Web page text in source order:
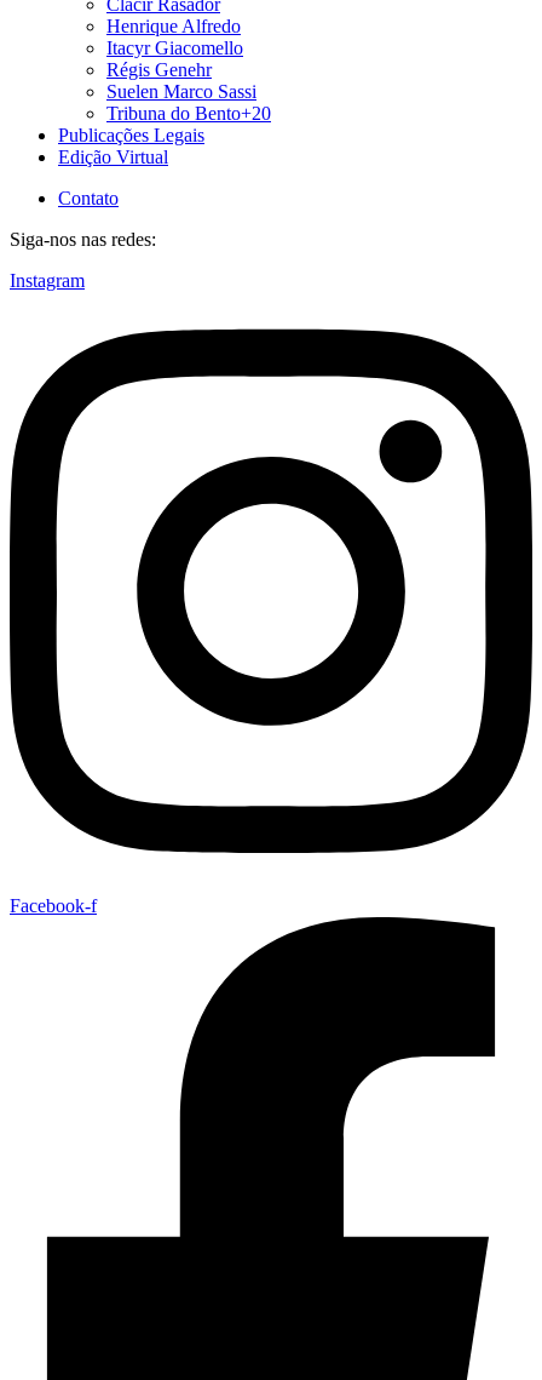
Henrique Alfredo
Itacyr Giacomello
Régis Genehr
Suelen Marco Sassi
Tribuna do Bento+20
Publicações Legais
Edição Virtual
Contato
Siga-nos nas redes:
Instagram
Facebook-f